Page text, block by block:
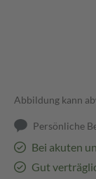
Abbildung kann
Persönliche
Bei akuten
Gut